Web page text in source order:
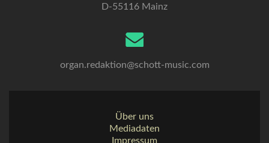
D-55116 Mainz
organ.redaktion@schott-music.com
Über uns
Mediadaten
Impressum